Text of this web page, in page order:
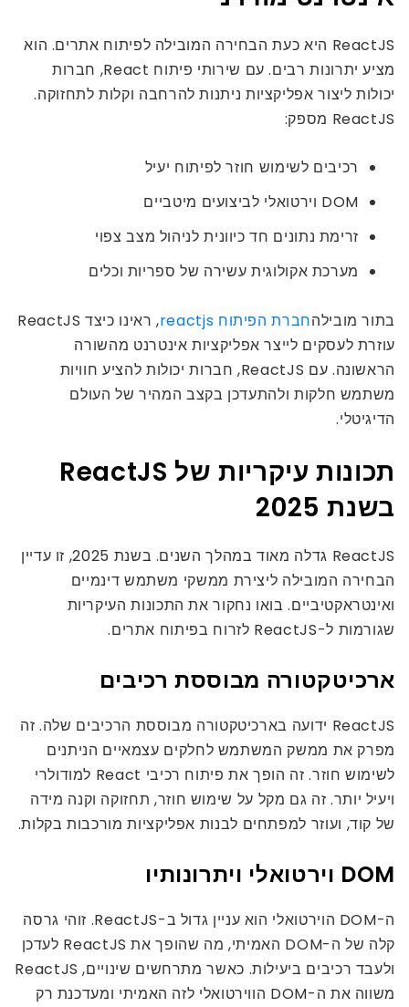
ReactJS היא כעת הבחירה המובילה לפיתוח אתרים. הוא
מציע יתרונות רבים. עם שירותי פיתוח React, חברות
יכולות ליצור אפליקציות ניתנות להרחבה וקלות לתחזוקה.
ReactJS מספק:
רכיבים לשימוש חוזר לפיתוח יעיל
DOM וירטואלי לביצועים מיטביים
זרימת נתונים חד כיוונית לניהול מצב צפוי
מערכת אקולוגית עשירה של ספריות וכלים
בתור מובילהחברת הפיתוח reactjs
, ראינו כיצד ReactJS
עוזרת לעסקים לייצר אפליקציות אינטרנט מהשורה
הראשונה. עם ReactJS, חברות יכולות להציע חוויות
משתמש חלקות ולהתעדכן בקצב המהיר של העולם
הדיגיטלי.
תכונות עיקריות של ReactJS
בשנת 2025
ReactJS גדלה מאוד במהלך השנים. בשנת 2025, זו עדיין
הבחירה המובילה ליצירת ממשקי משתמש דינמיים
ואינטראקטיביים. בואו נחקור את התכונות העיקריות
שגורמות ל-ReactJS לזרוח בפיתוח אתרים.
ארכיטקטורה מבוססת רכיבים
ReactJS ידועה בארכיטקטורה מבוססת הרכיבים שלה. זה
מפרק את ממשק המשתמש לחלקים עצמאיים הניתנים
לשימוש חוזר. זה הופך את פיתוח רכיבי React למודולרי
ויעיל יותר. זה גם מקל על שימוש חוזר, תחזוקה וקנה מידה
של קוד, ועוזר למפתחים לבנות אפליקציות מורכבות בקלות.
DOM וירטואלי ויתרונותיו
ה-DOM הוירטואלי הוא עניין גדול ב-ReactJS. זוהי גרסה
קלה של ה-DOM האמיתי, מה שהופך את ReactJS לעדכן
ולעבד רכיבים ביעילות. כאשר מתרחשים שינויים, ReactJS
משווה את ה-DOM הווירטואלי לזה האמיתי ומעדכנת רק